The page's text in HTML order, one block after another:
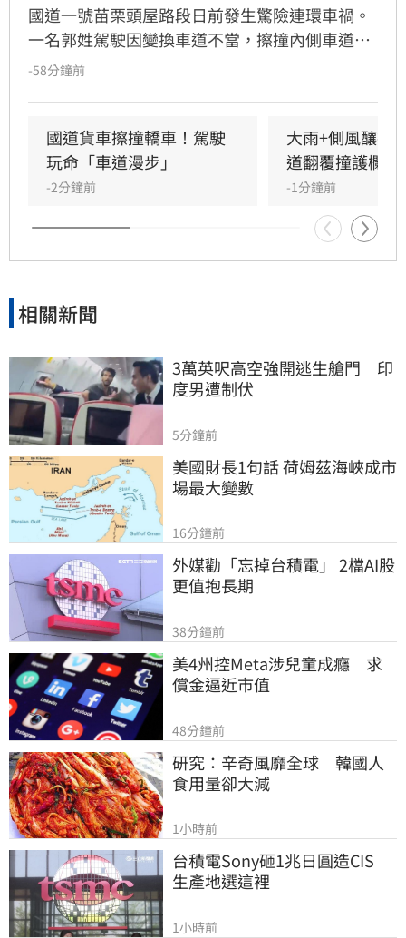
國道一號苗栗頭屋路段日前發生驚險連環車禍。
一名郭姓駕駛因變換車道不當，擦撞內側車道黃
姓駕駛車輛，導致黃車失控撞擊護欄後甩滑，波
醫，經酒測確認3名駕駛均無酒駕。國道警察呼
籲，變換車道務必顯示方向燈並保持安全距離，
切勿強行切入，以防憾事再次發生。此次事故亦
提醒用路人，行經國道應隨時保持警覺，並與前
車保持適當安全間距，以確保行車安全。
-58分鐘前
國道貨車擦撞轎車！駕駛
玩命「車道漫步」
-2分鐘前
大雨+側風釀禍
道翻覆撞護欄
-1分鐘前
相關新聞
3萬英呎高空強開逃生艙門　印
度男遭制伏
5分鐘前
美國財長1句話 荷姆茲海峽成市
場最大變數
16分鐘前
外媒勸「忘掉台積電」 2檔AI股
更值抱長期
38分鐘前
美4州控Meta涉兒童成癮　求
償金逼近市值
48分鐘前
研究：辛奇風靡全球　韓國人
食用量卻大減
1小時前
台積電Sony砸1兆日圓造CIS
生產地選這裡
1小時前